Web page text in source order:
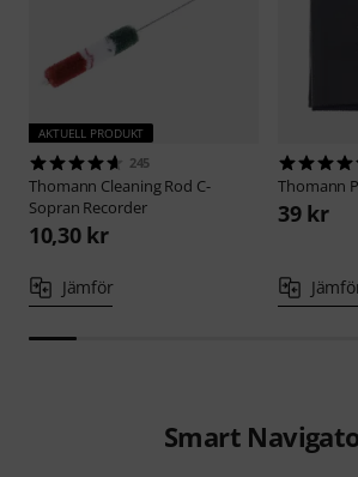
AKTUELL PRODUKT
245
Thomann Cleaning Rod C-
Sopran Recorder
10,30 kr
Jämför
Thomann
39 kr
Smart